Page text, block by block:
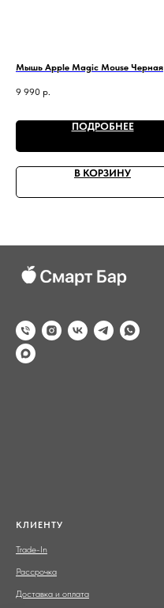
Мышь Apple Magic Mouse Черная
9 990 р.
ПОДРОБНЕЕ
В КОРЗИНУ
КЛИЕНТУ
Trade-In
Рассрочка
Доставка и оплата